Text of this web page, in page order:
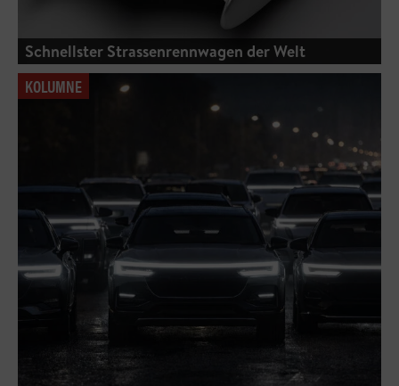
Schnellster Strassenrennwagen der Welt
KOLUMNE